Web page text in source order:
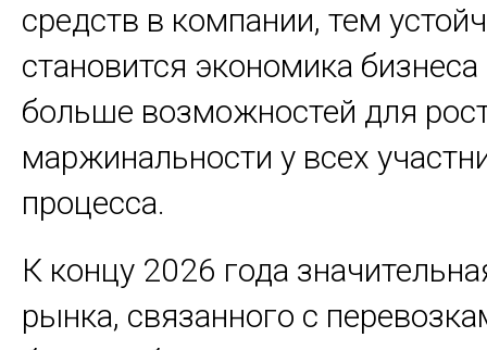
средств в компании, тем
становится экономика
больше возможностей для
маржинальности у всех
процесса.
К концу 2026 года
рынка, связанного с